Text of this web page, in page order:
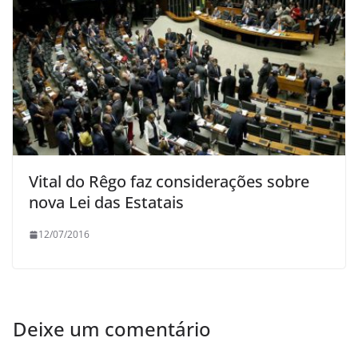
Vital do Rêgo faz considerações sobre
nova Lei das Estatais
12/07/2016
Deixe um comentário